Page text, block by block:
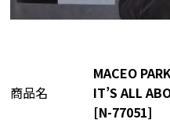
商品名
MACEO
IT’S ALL
[N-77051]